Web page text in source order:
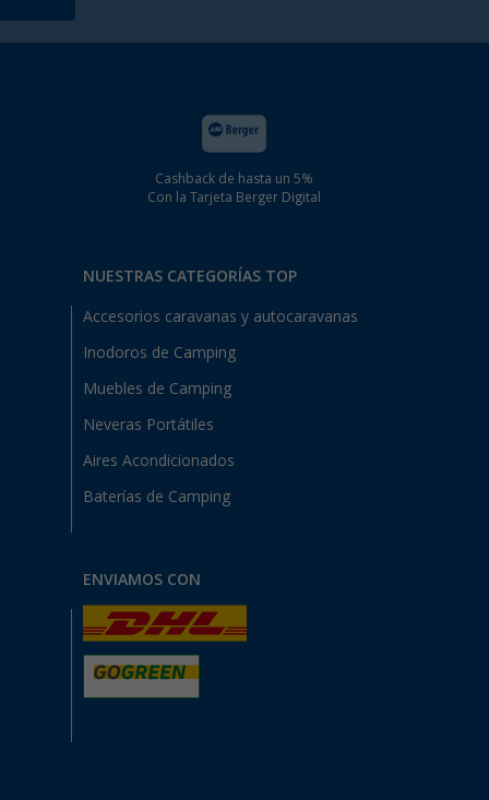
Cashback de hasta un 5%
Con la Tarjeta Berger Digital
NUESTRAS CATEGORÍAS TOP
Accesorios caravanas y autocaravanas
Inodoros de Camping
Muebles de Camping
Neveras Portátiles
Aires Acondicionados
Baterías de Camping
ENVIAMOS CON